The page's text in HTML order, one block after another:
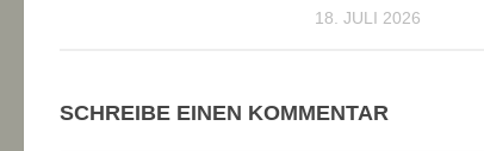
18. JULI 2026
SCHREIBE EINEN KOMMENTAR